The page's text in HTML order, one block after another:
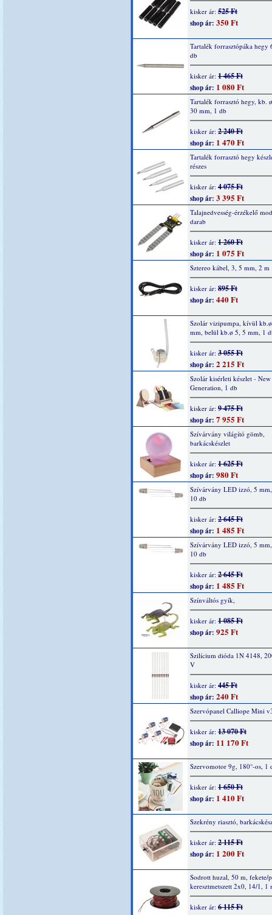
kisker ár: 525 Ft
shop ár: 350 Ft
Tartalék forrasztópáka hegy
db
kisker ár: 1 465 Ft
shop ár: 1 080 Ft
Tartalék forrasztó hegy, kb.
30 mm, 1 db
kisker ár: 2 240 Ft
shop ár: 1 470 Ft
Tartalék forrasztó hegy
részes
kisker ár: 4 075 Ft
shop ár: 3 395 Ft
Talajnedvesség-érzékelő
darab
kisker ár: 1 260 Ft
shop ár: 1 075 Ft
Sztereo kábel, 3, 5 mm, 2 m
kisker ár: 895 Ft
shop ár: 440 Ft
Szolár vizipumpa, kívül
mm, belül kb.ø 5, 5 mm, 1
kisker ár: 3 055 Ft
shop ár: 2 215 Ft
Szolár kisérleti készlet - New
Generation, 1 db
kisker ár: 9 475 Ft
shop ár: 7 955 Ft
Szívárvány világító gömb,
barkácskészlet
kisker ár: 1 625 Ft
shop ár: 980 Ft
Szívárvány LED izzó, 5
10 db
kisker ár: 2 645 Ft
shop ár: 1 485 Ft
Szívárvány LED izzó, 5
10 db
kisker ár: 2 645 Ft
shop ár: 1 485 Ft
Színváltós gyík,
kisker ár: 1 085 Ft
shop ár: 925 Ft
Szilícium dióda 1N 4148,
V
kisker ár: 445 Ft
shop ár: 240 Ft
Szervópanel Calliope Mini
kisker ár: 13 070 Ft
shop ár: 11 170 Ft
Szervomotor 9g, 180°-os, 1
kisker ár: 1 650 Ft
shop ár: 1 410 Ft
Szekrény riasztó,
kisker ár: 2 115 Ft
shop ár: 1 200 Ft
Sodrott huzal, 50 m, fekete/
keresztmetszett 2x0, 14/1, 1
kisker ár: 6 115 Ft